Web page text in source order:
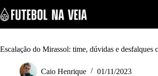
k
i
p
o
Escalação do Mirassol: time, dúvidas e desfalques
Caio Henrique 01/11/2023